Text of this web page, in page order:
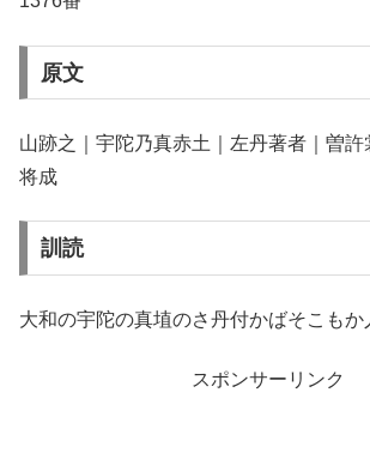
原文
山跡之｜宇陀乃真赤土｜左丹著者｜曽
将成
訓読
大和の宇陀の真埴のさ丹付かばそこも
スポンサーリンク